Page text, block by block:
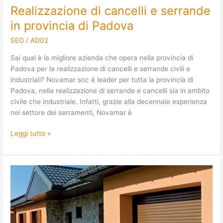
Realizzazione di cancelli e serrande
in provincia di Padova
SEO /AD02
Sai qual è la migliore azienda che opera nella provincia di
Padova per la realizzazione di cancelli e serrande civili e
industriali? Novamar snc è leader per tutta la provincia di
Padova, nella realizzazione di serrande e cancelli sia in ambito
civile che industriale. Infatti, grazie alla decennale esperienza
nel settore dei serramenti, Novamar è
Leggi tutto »
Costruzione
porte
e
portoni